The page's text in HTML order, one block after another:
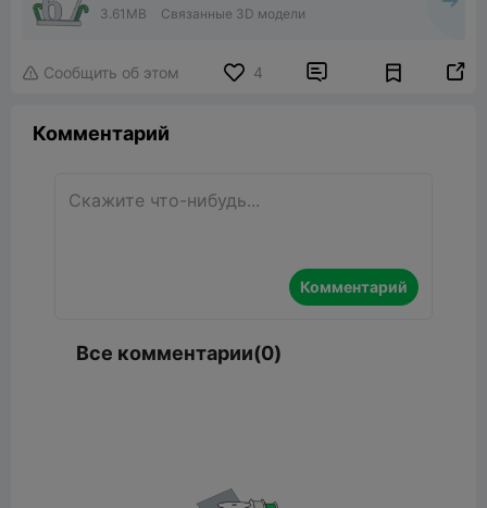
3.61MB Связанные 3D модели
 Сообщить об этом 4  
Комментарий
Комментарий
Все комментарии(0)